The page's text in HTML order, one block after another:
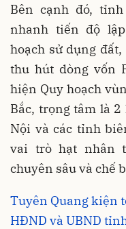
Bên cạnh đó,
nhanh tiến độ
hoạch sử dụng
thu hút dòng vốn
hiện Quy hoạch
Bắc, trọng tâm là
Nội và các tỉnh
vai trò hạt nhân
chuyên sâu và chế
Tuyên Quang kiện
HĐND và UBND